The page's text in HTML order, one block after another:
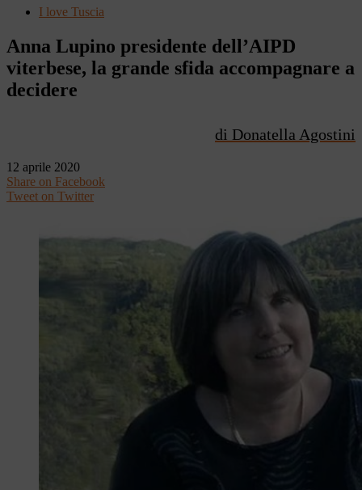
I love Tuscia
Anna Lupino presidente dell’AIPD
viterbese, la grande sfida accompagnare a
decidere
di Donatella Agostini
12 aprile 2020
Share on Facebook
Tweet on Twitter